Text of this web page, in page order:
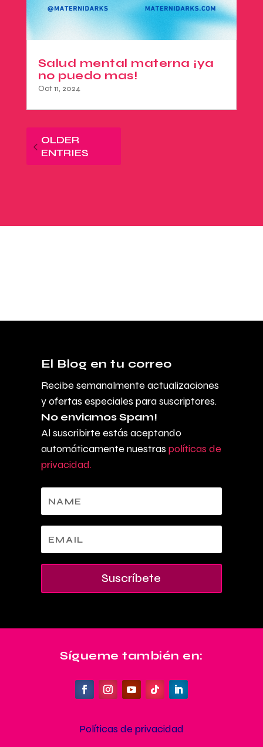
Salud mental materna ¡ya
no puedo mas!
Oct 11, 2024
OLDER
ENTRIES
El Blog en tu correo
Recibe semanalmente actualizaciones
y ofertas especiales para suscriptores.
No enviamos Spam!
Al suscribirte estás aceptando
automáticamente nuestras políticas de
privacidad.
Suscríbete
Sígueme también en:
Políticas de privacidad